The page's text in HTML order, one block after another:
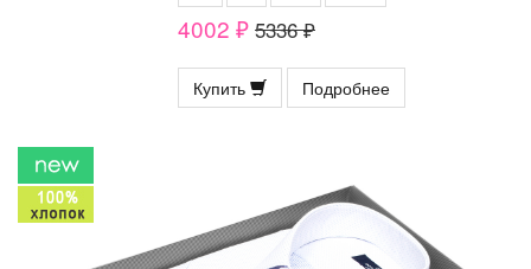
4002 ₽ 5336 ₽
Купить Подробнее